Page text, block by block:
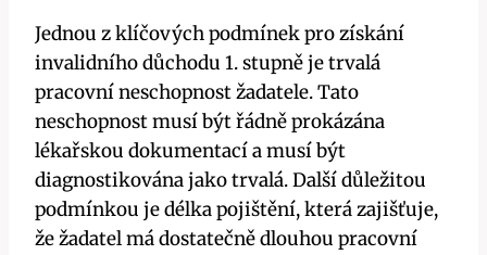
Jednou z klíčových podmínek pro získání
invalidního důchodu 1. stupně je trvalá
pracovní neschopnost žadatele. Tato
neschopnost musí být řádně prokázána
lékařskou dokumentací a musí být
diagnostikována jako trvalá. Další důležitou
podmínkou je délka pojištění, která zajišťuje,
že žadatel má dostatečně dlouhou pracovní